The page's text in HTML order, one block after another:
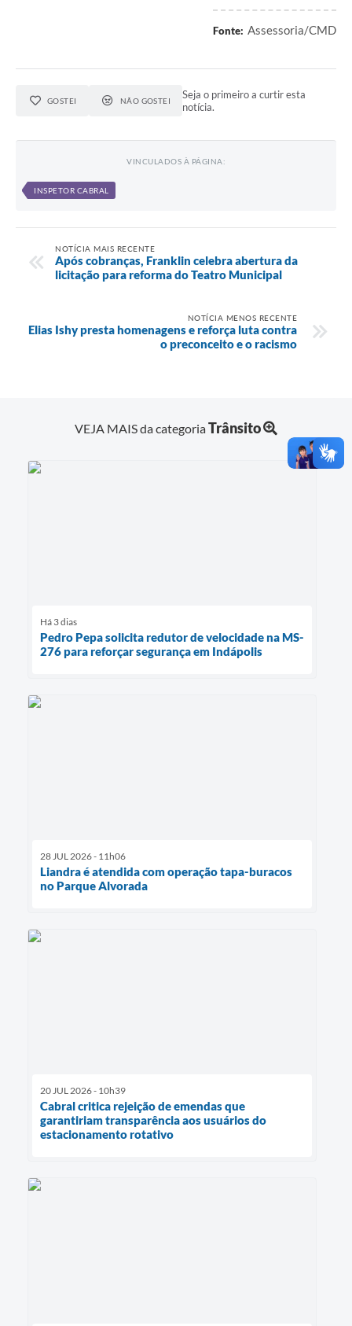
Fonte: Assessoria/CMD
GOSTEI NÃO GOSTEI
Seja o primeiro a curtir esta
notícia.
VINCULADOS À PÁGINA:
INSPETOR CABRAL
NOTÍCIA MAIS RECENTE
Após cobranças, Franklin celebra abertura da
licitação para reforma do Teatro Municipal
NOTÍCIA MENOS RECENTE
Elias Ishy presta homenagens e reforça luta contra
o preconceito e o racismo
VEJA MAIS da categoriaTrânsito
Há 3 dias
Pedro Pepa solicita redutor de velocidade na MS-
276 para reforçar segurança em Indápolis
28 JUL 2026 - 11h06
Liandra é atendida com operação tapa-buracos
no Parque Alvorada
20 JUL 2026 - 10h39
Cabral critica rejeição de emendas que
garantiriam transparência aos usuários do
estacionamento rotativo